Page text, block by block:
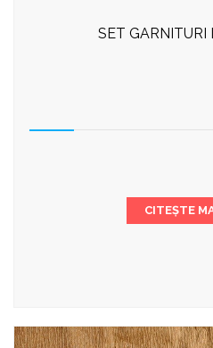
SET GARNITURI
CITEȘTE